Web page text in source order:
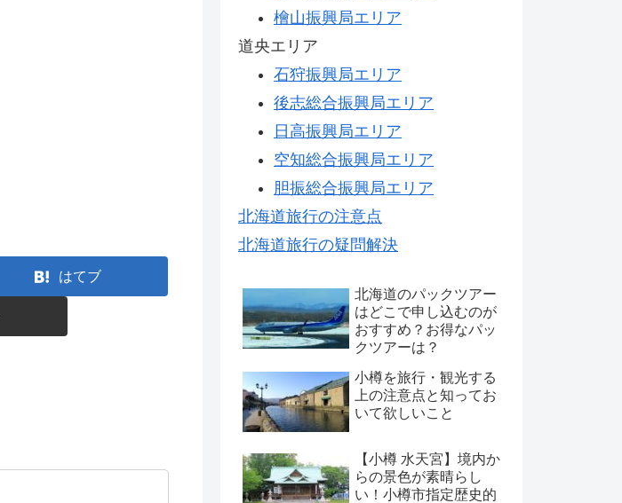
はてブ
檜山振興局エリア
道央エリア
石狩振興局エリア
後志総合振興局エリア
日高振興局エリア
空知総合振興局エリア
胆振総合振興局エリア
北海道旅行の注意点
北海道旅行の疑問解決
北海道のパックツアー
はどこで申し込むのが
おすすめ？お得なパッ
クツアーは？
小樽を旅行・観光する
上の注意点と知ってお
いて欲しいこと
【小樽 水天宮】境内か
らの景色が素晴らし
い！小樽市指定歴史的